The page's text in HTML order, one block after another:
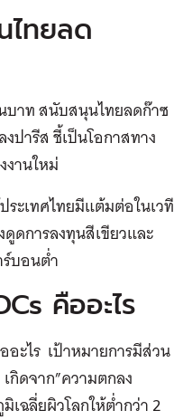
ไทยลด
บาท สนับสนุนไทยลดก๊าซ
ปารีส ชี้เป็นโอกาสทาง
านใหม่
ระเทศไทยมีแต้มต่อในเวที
ดการลงทุนสีเขียวและ
บอนต่ำ
คืออะไร
อะไร เป้าหมายการมีส่วน
ดจาก”ความตกลง
ฉลี่ยผิวโลกให้ต่ำกว่า 2